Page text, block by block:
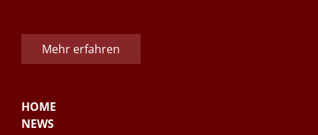
Mehr erfahren
HOME
NEWS